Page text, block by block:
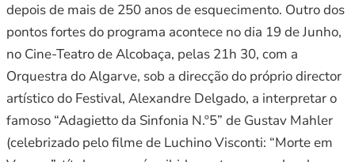
depois de mais de 250 anos de esquecimento. Outro dos
pontos fortes do programa acontece no dia 19 de Junho,
no Cine-Teatro de Alcobaça, pelas 21h 30, com a
Orquestra do Algarve, sob a direcção do próprio director
artístico do Festival, Alexandre Delgado, a interpretar o
famoso “Adagietto da Sinfonia N.º5” de Gustav Mahler
(celebrizado pelo filme de Luchino Visconti: “Morte em